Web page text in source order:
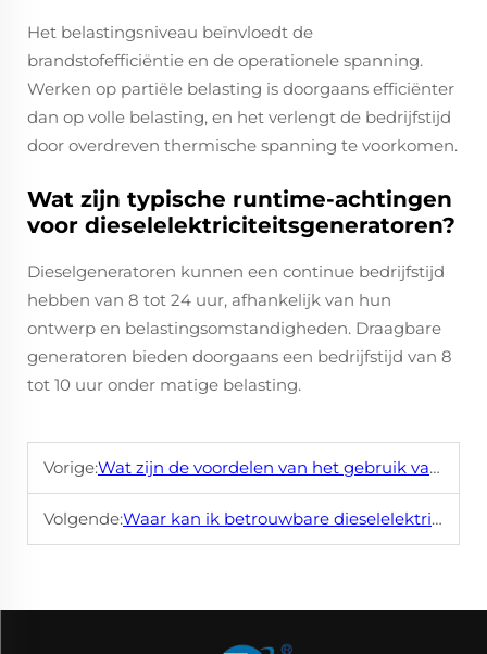
Het belastingsniveau beïnvloedt de
brandstofefficiëntie en de operationele spanning.
Werken op partiële belasting is doorgaans efficiënter
dan op volle belasting, en het verlengt de bedrijfstijd
door overdreven thermische spanning te voorkomen.
Wat zijn typische runtime-achtingen
voor dieselelektriciteitsgeneratoren?
Dieselgeneratoren kunnen een continue bedrijfstijd
hebben van 8 tot 24 uur, afhankelijk van hun
ontwerp en belastingsomstandigheden. Draagbare
generatoren bieden doorgaans een bedrijfstijd van 8
tot 10 uur onder matige belasting.
Vorige:Wat zijn de voordelen van het gebruik van een dieselelektrische generator?
Volgende:Waar kan ik betrouwbare dieselelektrische generators vinden?